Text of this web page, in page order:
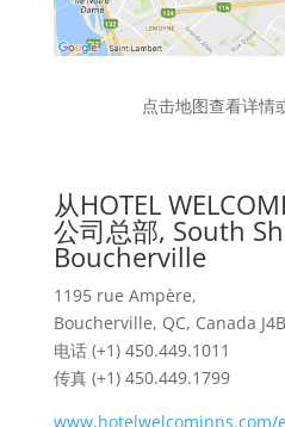
点击地图查看详情
从HOTEL
公司总部, South
Boucherville
1195 rue Ampère,
Boucherville, QC, Canada
电话 (+1) 450.449.1011
传真 (+1) 450.449.1799
www.hotelwelcominns.com/